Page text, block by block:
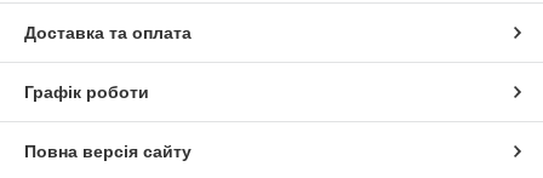
Доставка та оплата
Графік роботи
Повна версія сайту